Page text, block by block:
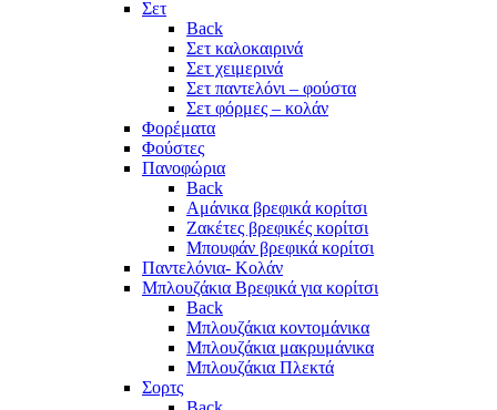
Σετ
Back
Σετ καλοκαιρινά
Σετ χειμερινά
Σετ παντελόνι – φούστα
Σετ φόρμες – κολάν
Φορέματα
Φούστες
Πανοφώρια
Back
Αμάνικα βρεφικά κορίτσι
Ζακέτες βρεφικές κορίτσι
Μπουφάν βρεφικά κορίτσι
Παντελόνια- Κολάν
Μπλουζάκια Βρεφικά για κορίτσι
Back
Μπλουζάκια κοντομάνικα
Μπλουζάκια μακρυμάνικα
Μπλουζάκια Πλεκτά
Σορτς